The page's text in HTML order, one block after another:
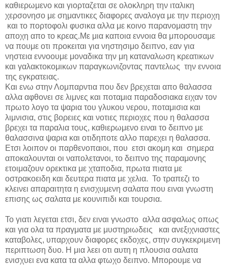
καθιερωμενο και γιορταζεται σε ολοκληρη την ιταλικη
χερσονησο με σημαντικες διαφορες αναλογα με την περιοχη
και το πορτοφολι φυσικα αλλα με κοινο παρανομαστη την
αποχη απο το κρεας.Με μια καποια εννοια θα μπορουσαμε
να πουμε οτι προκειται για νηστησιμο δειπνο, εαν για
νηστεια εννοουμε μοναδικα την μη καταναλωση κρεατικων
και γαλακτοκομικων παραγκωνιζοντας παντελως την εννοια
της εγκρατειας.
Και ενω στην Λομπαρντια που δεν βρεχεται απο θαλασσα
αλλα αφθονει σε λιμνες και ποταμια παραδοσιακα ειχαν τον
πρωτο λογο τα ψαρια του γλυκου νερου, ποταμισια και
λιμνισια, στις βορειες και νοτιες περιοχες που η θαλασσα
βρεχει τα παραλια τους, καθιερωμενο ειναι το δειπνο με
θαλασσινα ψαρια και οτιδηποτε αλλο παρεχει η θαλασσα.
Ετσι λοιπον οι παρθενοπαιοι, που ετσι ακομη και σημερα
αποκαλουνται οι ναπολετανοι, το δειπνο της παραμονης
ετοιμαζουν ορεκτικα με χταποδια, πρωτα πιατα με
οστρακοειδη και δευτερα πιατα με χελια. Το τραπεζι το
κλεινει απαραιτητα η ενισχυμενη σαλατα που ειναι γνωστη
επισης ως σαλατα με κουνιπιδι και τουρσια.
Το γιατι λεγεται ετσι, δεν ειναι γνωστο αλλα ασφαλως οπως
και για ολα τα πραγματα με μυστηριωδεις και ανεξιχνιαστες
καταβολες, υπαρχουν διαφορες εκδοχες, στην συγκεκριμενη
περιπτωση δυο. Η μια λεει οτι αυτη η πλουσια σαλατα
ενισχυει ενα κατα τα αλλα φτωχο δειπνο. Μπορουμε να